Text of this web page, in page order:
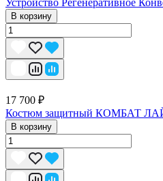
Устройство Регенеративное
В корзину
17 700 ₽
Костюм защитный КОМБАТ
В корзину